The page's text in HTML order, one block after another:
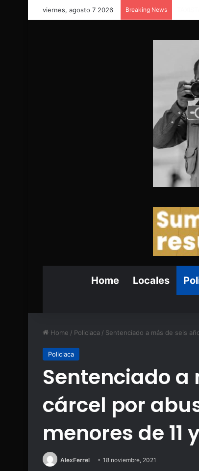
viernes, agosto 7 2026 Breaking News
Home Locales
Home / Policiaca / Sentenciado a más de seis
Policiaca
Sentenciado a
cárcel por
menores de 11
AlexFerrel 18 noviembre, 2021